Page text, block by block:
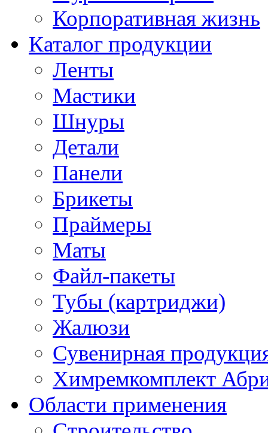
Корпоративная жизнь
Каталог продукции
Ленты
Мастики
Шнуры
Детали
Панели
Брикеты
Праймеры
Маты
Файл-пакеты
Тубы (картриджи)
Жалюзи
Сувенирная
Химремкомплект
Области применения